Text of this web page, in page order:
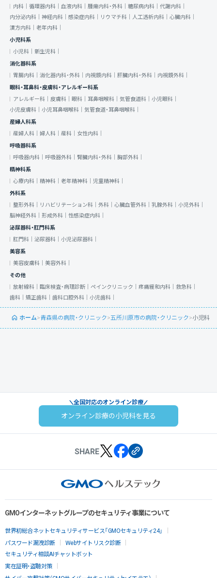
内科｜ 循環器内科｜ 血液内科｜ 腫瘍内科・外科｜ 糖尿病内科｜ 代謝内科｜
内分泌内科｜ 神経内科｜ 感染症内科｜ リウマチ科｜ 人工透析内科｜ 心臓内科｜
漢方内科｜ 老年内科｜
小児科系
小児科｜ 新生児科｜
消化器科系
胃腸内科｜ 消化器内科・外科｜ 内視鏡内科｜ 肝臓内科・外科｜ 内視鏡外科｜
眼科・耳鼻科・皮膚科・アレルギー科系
アレルギー科｜ 皮膚科｜ 眼科｜ 耳鼻咽喉科｜ 気管食道科｜ 小児眼科｜
小児皮膚科｜ 小児耳鼻咽喉科｜ 気管食道・耳鼻咽喉科｜
産婦人科系
産婦人科｜ 婦人科｜ 産科｜ 女性内科｜
呼吸器科系
呼吸器内科｜ 呼吸器外科｜ 腎臓内科・外科｜ 胸部外科｜
精神科系
心療内科｜ 精神科｜ 老年精神科｜ 児童精神科｜
外科系
整形外科｜
リハビリテーション科｜ 外科｜ 心臓血管外科｜ 乳腺外科｜ 小児外科｜
脳神経外科｜ 形成外科｜ 性感染症内科｜
泌尿器科・肛門科系
肛門科｜ 泌尿器科｜ 小児泌尿器科｜
美容系
美容皮膚科｜ 美容外科｜
その他
放射線科｜ 臨床検査・病理診断｜ ペインクリニック｜ 疼痛緩和内科｜ 救急科｜
歯科｜ 矯正歯科｜ 歯科口腔外科｜ 小児歯科｜
ホーム>青森県の病院・クリニック>五所川原市の病院・クリニック>小児科
全国対応のオンライン診療
オンライン診療の小児科を見る
SHARE
GMOインターネットグループのセキュリティ事業について
世界初総合ネットセキュリティサービス「GMOセキュリティ24」
パスワード漏洩診断
Webサイトリスク診断
セキュリティ相談AIチャットボット
実在証明・盗聴対策